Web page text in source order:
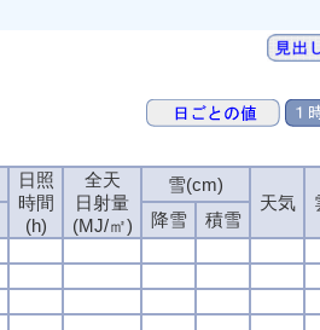
日照
時間
(h)
全天
日射量
(MJ/㎡)
雪(cm)
天気
降雪
積雪
日照
時間
(h)
全天
日射量
(MJ/㎡)
雪(cm)
天気
降雪
積雪
日照
時間
(h)
全天
日射量
(MJ/㎡)
雪(cm)
天気
降雪
積雪
日照
時間
(h)
全天
日射量
(MJ/㎡)
雪(cm)
天気
降雪
積雪